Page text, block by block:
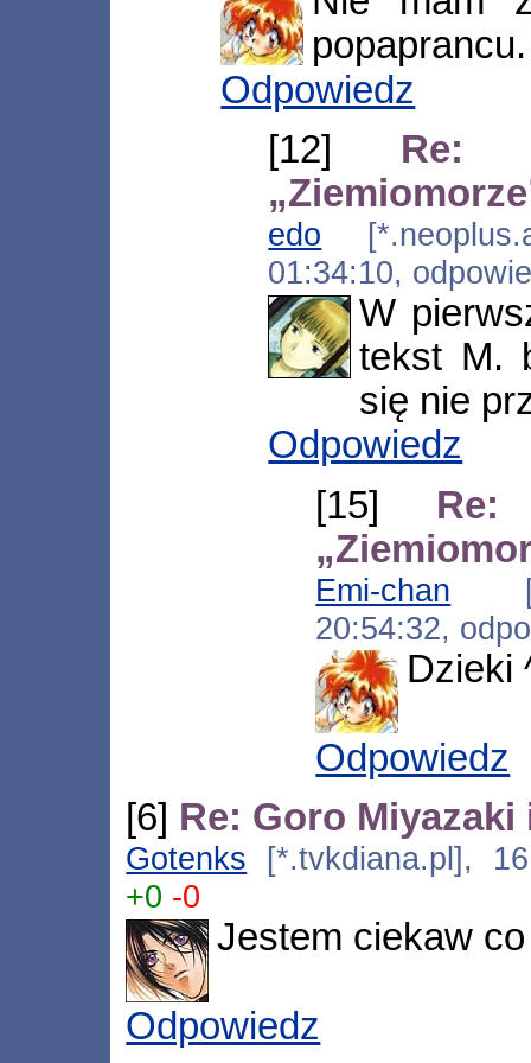
popaprancu.
Odpowiedz
[12] Re:
edo
01:34:10,
W
tekst M.
się nie
Odpowiedz
[15]
Emi-chan
20:54:32,
Dzieki
Odpowiedz
[6] Re: Goro Miyazaki
Gotenks [*.tvkdiana.pl],
+0 -0
Jestem ciekaw
Odpowiedz